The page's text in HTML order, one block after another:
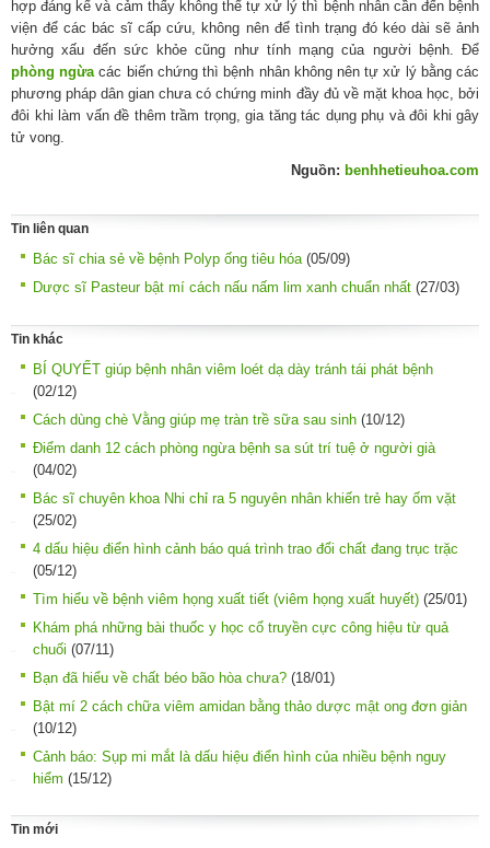
hợp đáng kể và cảm thấy không thể tự xử lý thì bệnh nhân cần đến bệnh
viện để các bác sĩ cấp cứu, không nên để tình trạng đó kéo dài sẽ ảnh
hưởng xấu đến sức khỏe cũng như tính mạng của người bệnh. Để
phòng ngừa các biến chứng thì bệnh nhân không nên tự xử lý bằng các
phương pháp dân gian chưa có chứng minh đầy đủ về mặt khoa học, bởi
đôi khi làm vấn đề thêm trầm trọng, gia tăng tác dụng phụ và đôi khi gây
tử vong.
Nguồn: benhhetieuhoa.com
Tin liên quan
Bác sĩ chia sẻ về bệnh Polyp ống tiêu hóa(05/09)
Dược sĩ Pasteur bật mí cách nấu nấm lim xanh chuẩn nhất (27/03)
Tin khác
BÍ QUYẾT giúp bệnh nhân viêm loét dạ dày tránh tái phát bệnh
(02/12)
Cách dùng chè Vằng giúp mẹ tràn trề sữa sau sinh (10/12)
Điểm danh 12 cách phòng ngừa bệnh sa sút trí tuệ ở người già
(04/02)
Bác sĩ chuyên khoa Nhi chỉ ra 5 nguyên nhân khiến trẻ hay ốm vặt
(25/02)
4 dấu hiệu điển hình cảnh báo quá trình trao đổi chất đang trục trặc
(05/12)
Tìm hiểu về bệnh viêm họng xuất tiết (viêm họng xuất huyết) (25/01)
Khám phá những bài thuốc y học cổ truyền cực công hiệu từ quả
chuối (07/11)
Bạn đã hiểu về chất béo bão hòa chưa? (18/01)
Bật mí 2 cách chữa viêm amidan bằng thảo dược mật ong đơn giản
(10/12)
Cảnh báo: Sụp mi mắt là dấu hiệu điển hình của nhiều bệnh nguy
hiểm (15/12)
Tin mới